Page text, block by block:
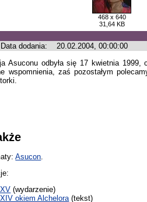
468 x 640
31,64 KB
Data dodania:
20.02.2004, 00:00:00
Asuconu odbyła się 17 kwietnia
wspomnienia, zaś pozostałym
Asucon
(wydarzenie)
okiem Alchelora(tekst)